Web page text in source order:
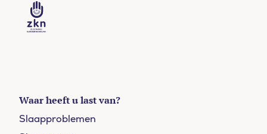
Waar heeft u last van?
Slaapproblemen